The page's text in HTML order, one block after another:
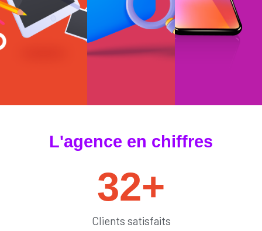
#tendances
L'agence en chiffres
32+
Clients satisfaits